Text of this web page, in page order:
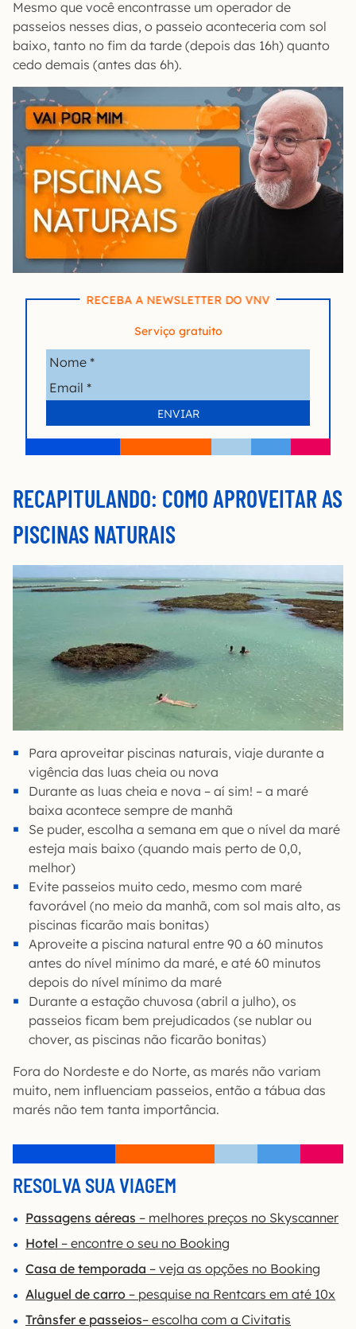
Mesmo que você encontrasse um operador de
passeios nesses dias, o passeio aconteceria com sol
baixo, tanto no fim da tarde (depois das 16h) quanto
cedo demais (antes das 6h).
RECEBA A NEWSLETTER DO VNV
Serviço gratuito
RECAPITULANDO: COMO APROVEITAR AS
PISCINAS NATURAIS
Para aproveitar piscinas naturais, viaje durante a
vigência das luas cheia ou nova
Durante as luas cheia e nova – aí sim! – a maré
baixa acontece sempre de manhã
Se puder, escolha a semana em que o nível da maré
esteja mais baixo (quando mais perto de 0,0,
melhor)
Evite passeios muito cedo, mesmo com maré
favorável (no meio da manhã, com sol mais alto, as
piscinas ficarão mais bonitas)
Aproveite a piscina natural entre 90 a 60 minutos
antes do nível mínimo da maré, e até 60 minutos
depois do nível mínimo da maré
Durante a estação chuvosa (abril a julho), os
passeios ficam bem prejudicados (se nublar ou
chover, as piscinas não ficarão bonitas)
Fora do Nordeste e do Norte, as marés não variam
muito, nem influenciam passeios, então a tábua das
marés não tem tanta importância.
RESOLVA SUA VIAGEM
Passagens aéreas – melhores preços no Skyscanner
Hotel – encontre o seu no Booking
Casa de temporada – veja as opções no Booking
Aluguel de carro – pesquise na Rentcars em até 10x
Trânsfer e passeios– escolha com a Civitatis